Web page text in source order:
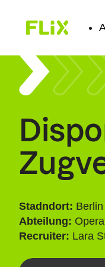
Stadndort: Berlin
Abteilung:
Recruiter: Lara